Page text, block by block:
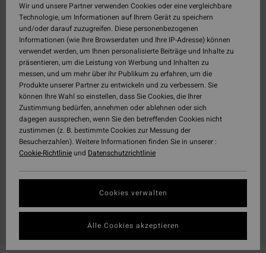
Wir und unsere Partner verwenden Cookies oder eine vergleichbare
Technologie, um Informationen auf Ihrem Gerät zu speichern
und/oder darauf zuzugreifen. Diese personenbezogenen
Informationen (wie Ihre Browserdaten und Ihre IP-Adresse) können
verwendet werden, um Ihnen personalisierte Beiträge und Inhalte zu
präsentieren, um die Leistung von Werbung und Inhalten zu
messen, und um mehr über ihr Publikum zu erfahren, um die
Produkte unserer Partner zu entwickeln und zu verbessern. Sie
können Ihre Wahl so einstellen, dass Sie Cookies, die Ihrer
Zustimmung bedürfen, annehmen oder ablehnen oder sich
dagegen aussprechen, wenn Sie den betreffenden Cookies nicht
zustimmen (z. B. bestimmte Cookies zur Messung der
Besucherzahlen). Weitere Informationen finden Sie in unserer :
Cookie-Richtlinieund Datenschutzrichtlinie
Cookies verwalten
Alle Cookies akzeptieren